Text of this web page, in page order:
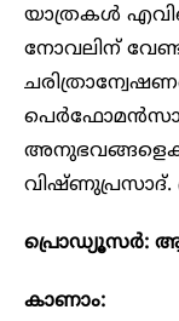
യാത്രകൾ
നോവലിന്
വിഷ്ണുപ്രസാദ്.
പ്രൊഡ്യൂസർ:
കാണാം: